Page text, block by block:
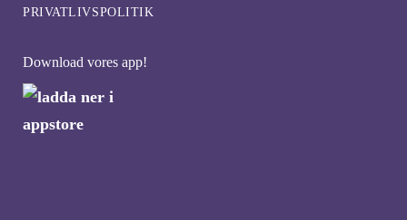
PRIVATLIVSPOLITIK
Download vores app!